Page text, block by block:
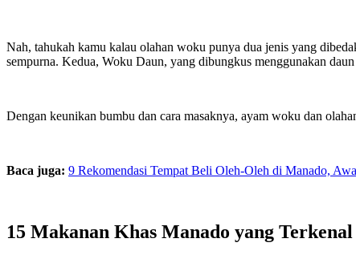
Nah, tahukah kamu kalau olahan woku punya dua jenis yang
sempurna. Kedua, Woku Daun, yang dibungkus menggunakan
Dengan keunikan bumbu dan cara masaknya, ayam woku dan
Baca juga: 9 Rekomendasi Tempat Beli Oleh-Oleh di Manado,
15 Makanan Khas Manado yang